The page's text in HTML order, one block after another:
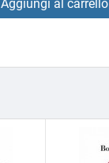
Aggiungi al carrello